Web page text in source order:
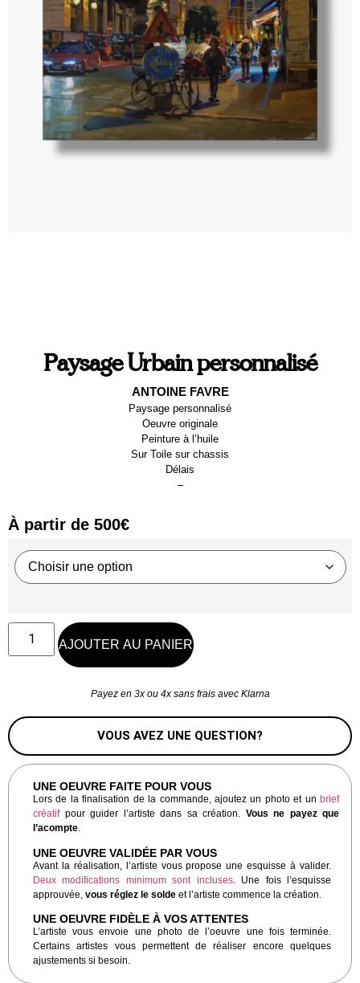
Paysage Urbain personnalisé
ANTOINE FAVRE
Paysage personnalisé
Oeuvre originale
Peinture à l’huile
Sur Toile sur chassis
Délais
–
À partir de 500€
AJOUTER AU PANIER
Payez en 3x ou 4x sans frais avec Klarna
VOUS AVEZ UNE QUESTION?
UNE OEUVRE FAITE POUR VOUS
Lors de la finalisation de la commande, ajoutez un photo et un brief
créatifpour guider l’artiste dans sa création. Vous ne payez que
l’acompte.
UNE OEUVRE VALIDÉE PAR VOUS
Avant la réalisation, l’artiste vous propose une esquisse à valider.
Deux modifications minimum sont incluses. Une fois l’esquisse
approuvée, vous réglez le solde et l’artiste commence la création.
UNE OEUVRE FIDÈLE À VOS ATTENTES
L’artiste vous envoie une photo de l’oeuvre une fois terminée.
Certains artistes vous permettent de réaliser encore quelques
ajustements si besoin.